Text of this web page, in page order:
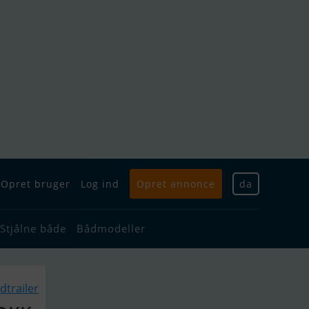
Opret bruger Log ind Opret annonce da
Stjålne både Bådmodeller